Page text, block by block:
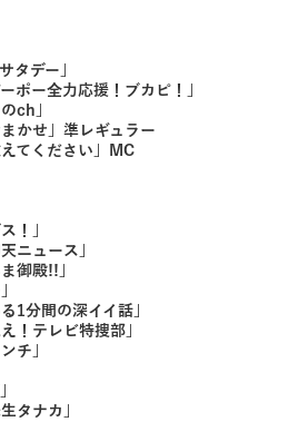
タデー」
ポー全力応援！ブカピ！」
ch」
かせ」準レギュラー
てください」MC
！」
ニュース」
御殿!!」
1分間の深イイ話」
！テレビ特捜部」
チ」
タナカ」